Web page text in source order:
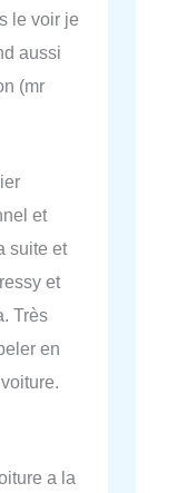
le voir je
aussi
(mr
et
suite et
et
Très
en
a la